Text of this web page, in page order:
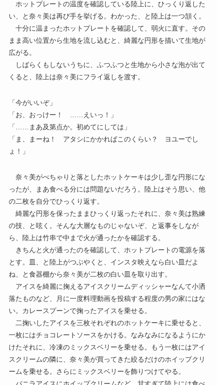
ホットプレートの温度を確認している陸上に、ひっくり返した
い、と奈々美は再び手を挙げる。わかった、と陸上は一つ頷く。
十分に温まったホットプレートを確認して、弱火に直す。その
まま高い位置から生地を流し込むと、綺麗な円形を描いて生地が
広がる。
しばらくもしないうちに、ふつふつと生地から小さな泡が出て
くると、陸上は奈々美にフライ返しを渡す。
「今がいいぞ」
「お、おっけー！ ……えいっ！」
「……まあ及第点か。初めてにしては」
「ま、まーね！ アタシにかかればこのくらい？ ヨユーでし
ょ！」
奈々美がべちゃりと落としたホットケーキは少し歪な円形にな
ったが、まあ食べる分には問題ないだろう。陸上はそう思い、他
の二枚を自分でひっくり返す。
綺麗な円形を保ったままひっくり返ったそれに、奈々美は熟練
の技、と呟く。そんな大層なものじゃないぞ、と返事をしなが
ら、陸上は竹串で中まで火が通ったかを確認する。
きちんと火が通ったのを確認して、ホットプレートの電源を落
とす。皿、と陸上がつぶやくと、インスタ映えなら白い皿だよ
ね、と食器棚から奈々美が二枚の白い皿を取り出す。
アイスを綺麗に掬えるアイスクリームディッシャーなんて小洒
落たものなど、月に一度料理動画を投稿する程度の男の家にはな
い。カレースプーンで掬ったアイスを乗せる。
二掬いしたアイスを三枚それぞれのホットケーキに乗せると、
一枚にはチョコレートソースをかける。なみなみになるようにか
けたそれに、冷凍のミックスベリーを乗せる。もう一枚にはアイ
スクリームの隣に、奈々美が買ってきた絞るだけのホイップクリ
ームを乗せる。さらにミックスベリーを飾りつけてやる。